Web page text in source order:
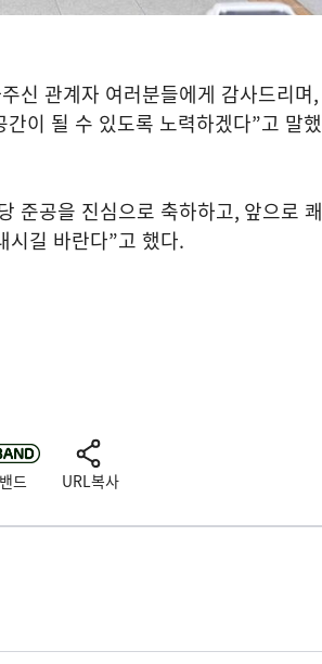
신 관계자 여러분들에게 감사드리며,
이 될 수 있도록 노력하겠다”고 말했
준공을 진심으로 축하하고, 앞으로 쾌
시길 바란다”고 했다.
밴드 URL복사